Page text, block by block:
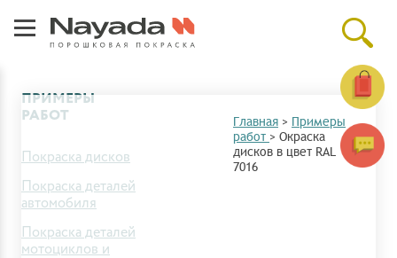
ПРИМЕРЫ
РАБОТ
Покраска дисков
Покраска деталей
автомобиля
Покраска деталей
мотоциклов и
Главная > Примеры
работ > Окраска
дисков в цвет RAL
7016